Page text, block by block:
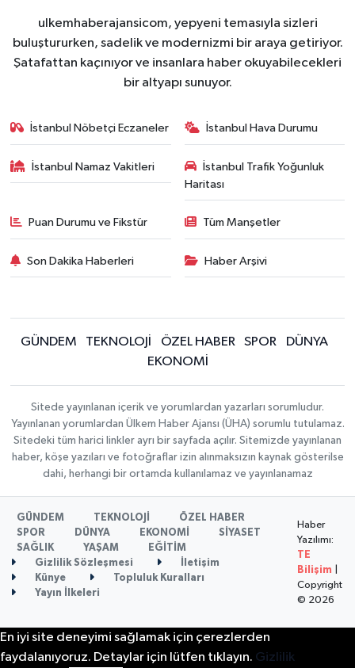
ulkemhaberajansicom, yepyeni temasıyla sizleri
buluştururken, sadelik ve modernizmi bir araya getiriyor.
Şatafattan kaçınıyor ve insanlara haber okuyabilecekleri
bir altyapı sunuyor.
İstanbul Nöbetçi Eczaneler İstanbul Hava Durumu
İstanbul Namaz Vakitleri
İstanbul Trafik Yoğunluk
Haritası
Puan Durumu ve Fikstür Tüm Manşetler
Son Dakika Haberleri Haber Arşivi
GÜNDEM TEKNOLOJİ ÖZEL HABER SPOR
DÜNYA
EKONOMİ
Sitede yayınlanan içerik ve yorumlardan yazarları sorumludur.
Yayınlanan yorumlardan Ülkem Haber Ajansı (ÜHA) sorumlu tutulamaz.
Sitedeki tüm harici linkler ayrı bir sayfada açılır. Sitemizde yayınlanan
haber, köşe yazıları ve fotoğraflar izin alınmaksızın kaynak gösterilse
dahi, herhangi bir ortamda kullanılamaz ve yayınlanamaz
GÜNDEM TEKNOLOJİ
ÖZEL HABER
SPOR
DÜNYA EKONOMİ
SİYASET
SAĞLIK
YAŞAM
EĞİTİM
Gizlilik Sözleşmesi
İletişim
Künye
Topluluk Kuralları
Yayın İlkeleri
Haber
Yazılımı:
TE
Bilişim
Copyright
© 2026
En iyi site deneyimi sağlamak için çerezlerden
faydalanıyoruz. Detaylar için lütfen tıklayın. Gizlilik